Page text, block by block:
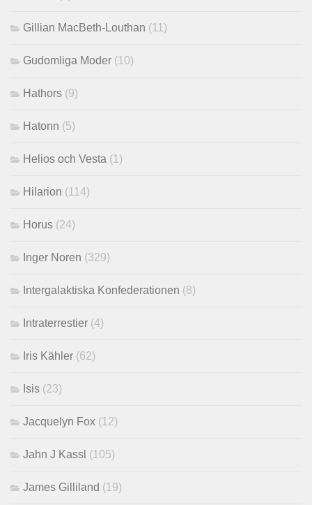
Gillian MacBeth-Louthan (11)
Gudomliga Moder (10)
Hathors (9)
Hatonn (5)
Helios och Vesta (1)
Hilarion (114)
Horus (24)
Inger Noren (329)
Intergalaktiska Konfederationen (8)
Intraterrestier (4)
Iris Kähler (62)
Isis (23)
Jacquelyn Fox (12)
Jahn J Kassl (105)
James Gilliland (19)